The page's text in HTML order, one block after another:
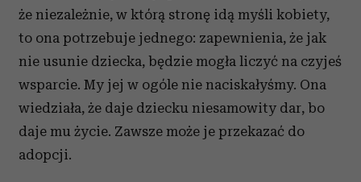
że niezależnie, w którą stronę idą myśli kobiety,
to ona potrzebuje jednego: zapewnienia, że jak
nie usunie dziecka, będzie mogła liczyć na czyjeś
wsparcie. My jej w ogóle nie naciskałyśmy. Ona
wiedziała, że daje dziecku niesamowity dar, bo
daje mu życie. Zawsze może je przekazać do
adopcji.